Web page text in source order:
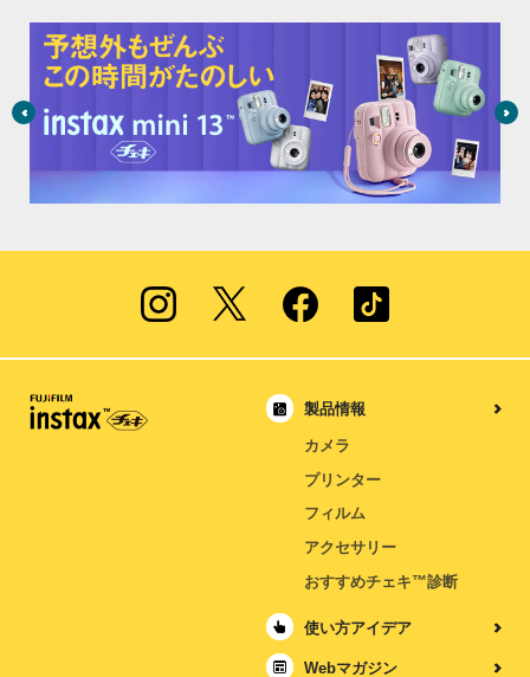
製品情報
カメラ
プリンター
フィルム
アクセサリー
おすすめチェキ™診断
使い方アイデア
Webマガジン